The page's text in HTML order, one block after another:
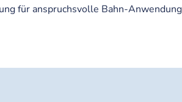
für anspruchsvolle Bahn-